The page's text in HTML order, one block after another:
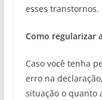
esses transtornos.
Como regularizar
Caso você tenha
erro na
situação o quanto